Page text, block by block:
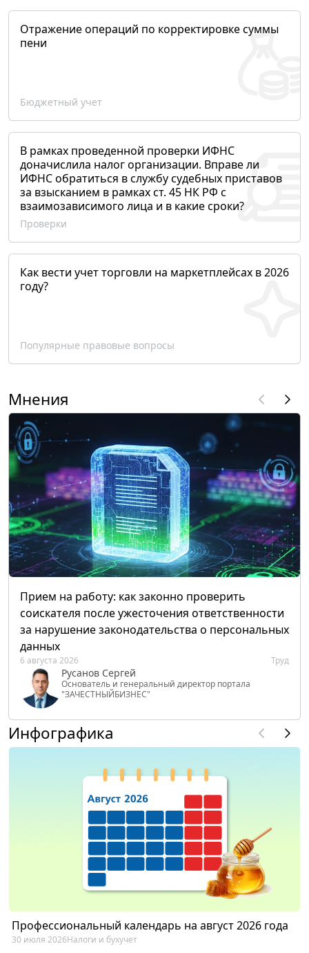
Отражение операций по корректировке суммы
пени
Бюджетный учет
В рамках проведенной проверки ИФНС
доначислила налог организации. Вправе ли
ИФНС обратиться в службу судебных приставов
за взысканием в рамках ст. 45 НК РФ с
взаимозависимого лица и в какие сроки?
Проверки
Как вести учет торговли на маркетплейсах в 2026
году?
Популярные правовые вопросы
Мнения
Прием на работу: как законно проверить
соискателя после ужесточения ответственности
за нарушение законодательства о персональных
данных
6 августа 2026 Труд
Русанов Сергей
Основатель и генеральный директор портала
"ЗАЧЕСТНЫЙБИЗНЕС"
Инфографика
Профессиональный календарь на август 2026 года
30 июля 2026Налоги и бухучет